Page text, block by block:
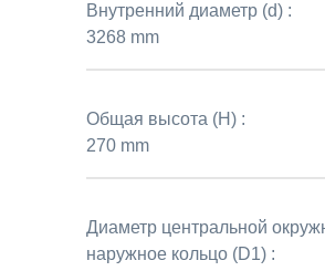
Внутренний диаметр (d) :
3268 mm
Общая высота (H) :
270 mm
Диаметр центральной
наружное кольцо (D1) :